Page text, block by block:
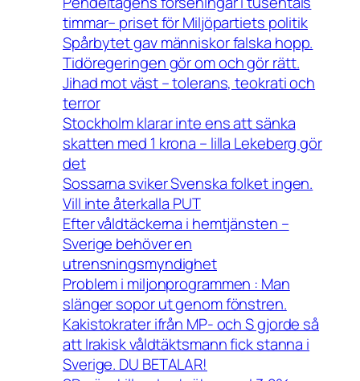
timmar– priset för Miljöpartiets politik
Spårbytet gav människor falska hopp.
Tidöregeringen gör om och gör rätt.
Jihad mot väst – tolerans, teokrati och
terror
Stockholm klarar inte ens att sänka
skatten med 1 krona – lilla Lekeberg gör
det
Sossarna sviker Svenska folket ingen.
Vill inte återkalla PUT
Efter våldtäckerna i hemtjänsten –
Sverige behöver en
utrensningsmyndighet
Problem i miljonprogrammen : Man
slänger sopor ut genom fönstren.
Kakistokrater ifrån MP- och S gjorde så
att Irakisk våldtäktsmann fick stanna i
Sverige. DU BETALAR!